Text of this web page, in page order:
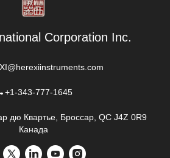
Corporation Inc.
+1-343-777-1645
дю Квартье, Броссар, QC J4Z 0R9
Канада